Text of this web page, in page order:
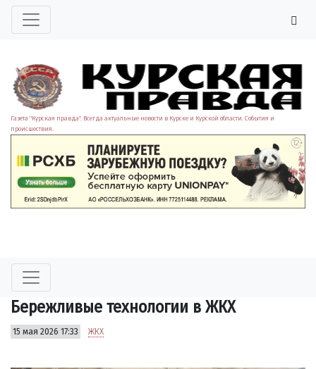
Газета "Курская правда". Всегда актуальные новости в Курске и Курской области. События и
происшествия.
Бережливые технологии в ЖКХ
15 мая 2026 17:33 ЖКХ